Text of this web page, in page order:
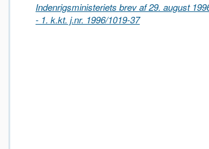
Indenrigsministeriets brev af 29. august
- 1. k.kt. j.nr. 1996/1019-37